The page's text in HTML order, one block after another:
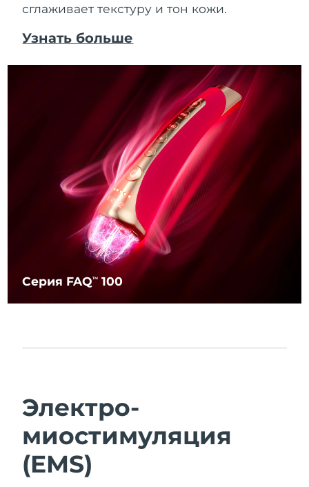
сглаживает текстуру и тон кожи.
Узнать больше
Серия FAQTM 100
Электро-
миостимуляция
(EMS)